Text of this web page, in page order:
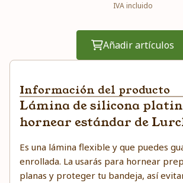
IVA incluido
Añadir artículos
Información del producto
Lámina de silicona
hornear estándar de
Es una lámina flexible y que puedes
enrollada. La usarás para hornear
planas y proteger tu bandeja, así